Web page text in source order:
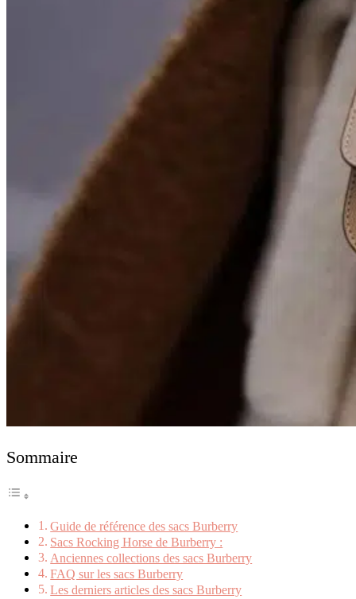
Sommaire
Guide de référence des sacs Burberry
Sacs Rocking Horse de Burberry :
Anciennes collections des sacs Burberry
FAQ sur les sacs Burberry
Les derniers articles des sacs Burberry